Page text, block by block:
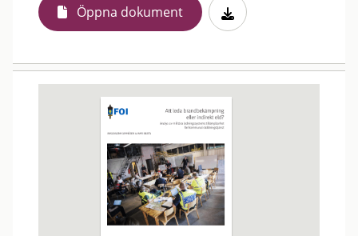
Öppna dokument